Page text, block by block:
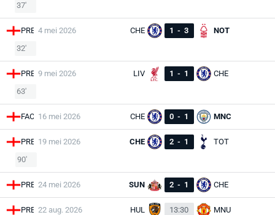
37'
PRE 4 mei 2026 CHE 1 - 3
NOT
32'
PRE 9 mei 2026 LIV 1 - 1
CHE
63'
FAC 16 mei 2026 CHE 0 - 1 MNC
PRE 19 mei 2026 CHE 2 - 1
TOT
90'
PRE 24 mei 2026 SUN 2 - 1 CHE
PRE 22 aug. 2026 HUL 13:30 MNU